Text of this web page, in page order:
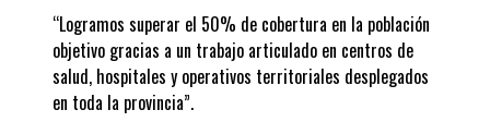
“Logramos superar el 50% de cobertura en la población
objetivo gracias a un trabajo articulado en centros de
salud, hospitales y operativos territoriales desplegados
en toda la provincia”.